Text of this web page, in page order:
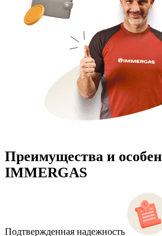
Преимущества и
IMMERGAS
Подтвержденная надежность